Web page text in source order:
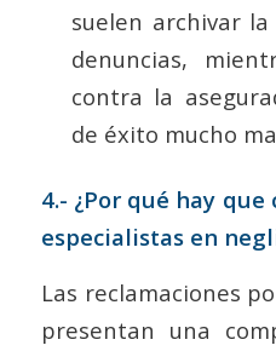
suelen archivar
denuncias,
contra la
de éxito mucho
4.- ¿Por qué hay
especialistas en
Las reclamaciones
presentan una